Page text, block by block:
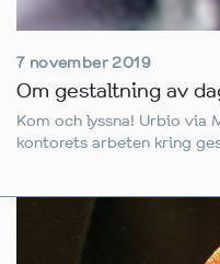
7 november 2019
Om gestaltning av
Kom och lyssna! Urbio via
kontorets arbeten kring